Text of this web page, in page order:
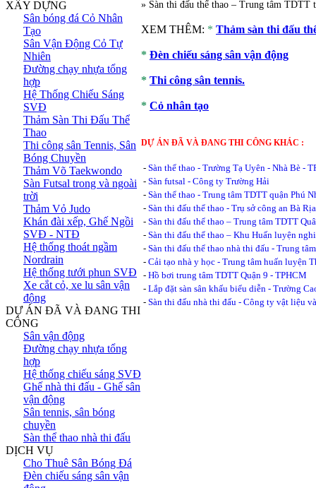
XÂY DỰNG
Sân bóng đá Cỏ Nhân
Tạo
Sân Vận Động Cỏ Tự
Nhiên
Đường chạy nhựa tổng
hợp
Hệ Thống Chiếu Sáng
SVĐ
Thảm Sàn Thi Đấu Thể
Thao
Thi công sân Tennis, Sân
Bóng Chuyền
Thảm Võ Taekwondo
Sàn Futsal trong và ngoài
trời
Thảm Vỏ Judo
Khán đài xếp, Ghế Ngồi
SVĐ - NTĐ
Hệ thống thoát ngầm
Nordrain
Hệ thống tưới phun SVĐ
Xe cắt cỏ, xe lu sân vận
động
DỰ ÁN ĐÃ VÀ ĐANG THI
CÔNG
Sân vận động
Đường chạy nhựa tổng
hợp
Hệ thống chiếu sáng SVĐ
Ghế nhà thi đấu - Ghế sân
vận động
Sân tennis, sân bóng
chuyền
Sàn thể thao nhà thi đấu
DỊCH VỤ
Cho Thuê Sân Bóng Đá
Đèn chiếu sáng sân vận
» Sàn thi đấu thể thao – Trung tâm TDTT
XEM THÊM: * Thảm sàn thi đấu
* Đèn chiếu sáng sân vận động
* Thi công sân tennis.
* Cỏ nhân tạo
DỰ ÁN ĐÃ VÀ ĐANG THI CÔNG KHÁC :
- Sàn thể thao - Trường Tạ Uyên - Nhà Bè -
- Sàn futsal - Công ty Trường Hải
- Sàn thể thao - Trung tâm TDTT quận Phú
- Sàn thi đấu thể thao - Trụ sở công an Bà
- Sàn thi đấu thể thao – Trung tâm TDTT
- Sàn thi đấu thể thao – Khu Huấn luyện
- Sàn thi đấu thể thao nhà thi đấu - Trung
- Cải tạo nhà y học - Trung tâm huấn luyện
- Hồ bơi trung tâm TDTT Quận 9 - TPHCM
- Lắp đặt sàn sân khấu biểu diễn - Trường
- Sàn thi đấu nhà thi đấu - Công ty vật liệu